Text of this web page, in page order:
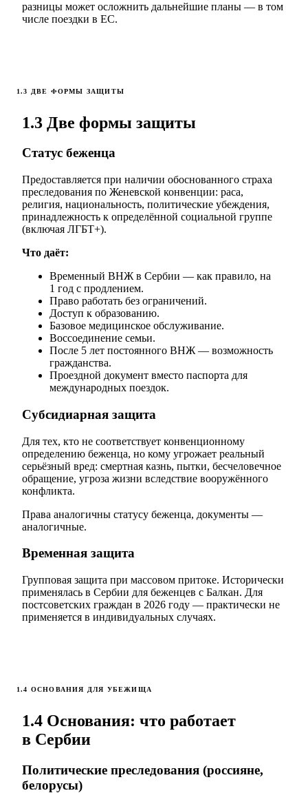
разницы может осложнить дальнейшие планы — в том
числе поездки в ЕС.
1.3 ДВЕ ФОРМЫ ЗАЩИТЫ
1.3 Две формы защиты
Статус беженца
Предоставляется при наличии обоснованного страха
преследования по Женевской конвенции: раса,
религия, национальность, политические убеждения,
принадлежность к определённой социальной группе
(включая ЛГБТ+).
Что даёт:
Временный ВНЖ в Сербии — как правило, на
1 год с продлением.
Право работать без ограничений.
Доступ к образованию.
Базовое медицинское обслуживание.
Воссоединение семьи.
После 5 лет постоянного ВНЖ — возможность
гражданства.
Проездной документ вместо паспорта для
международных поездок.
Субсидиарная защита
Для тех, кто не соответствует конвенционному
определению беженца, но кому угрожает реальный
серьёзный вред: смертная казнь, пытки, бесчеловечное
обращение, угроза жизни вследствие вооружённого
конфликта.
Права аналогичны статусу беженца, документы —
аналогичные.
Временная защита
Групповая защита при массовом притоке. Исторически
применялась в Сербии для беженцев с Балкан. Для
постсоветских граждан в 2026 году — практически не
применяется в индивидуальных случаях.
1.4 ОСНОВАНИЯ ДЛЯ УБЕЖИЩА
1.4 Основания: что работает
в Сербии
Политические преследования (россияне,
белорусы)